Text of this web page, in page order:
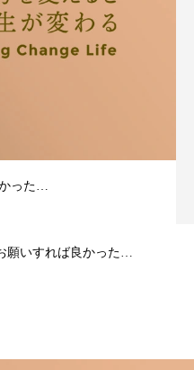
った…
願いすれば良かった…